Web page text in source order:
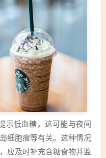
示低血糖，这可能与夜间
细胞瘤等有关。这种情况
应及时补充含糖食物并监